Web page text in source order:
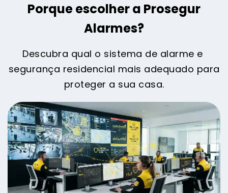
Porque escolher a Prosegur
Alarmes?
Descubra qual o sistema de alarme e
segurança residencial mais adequado para
proteger a sua casa.